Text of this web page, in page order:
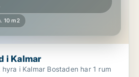
10 m2
i Kalmar
Studentbostad att hyra i Kalmar Bostaden har 1 rum